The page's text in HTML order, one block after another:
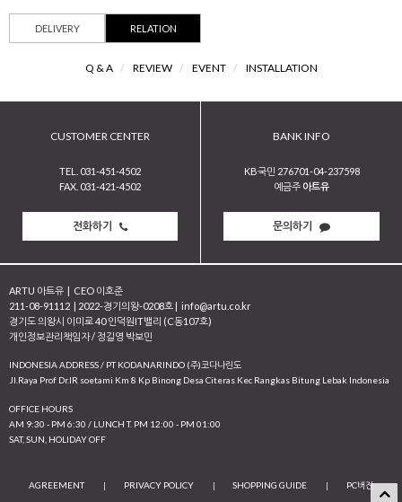
DELIVERY RELATION
Q & A / REVIEW / EVENT / INSTALLATION
CUSTOMER CENTER
TEL. 031-451-4502
FAX. 031-421-4502
전화하기
BANK INFO
KB국민 276701-04-237598
예금주 아트유
문의하기
ARTU 아트유
CEO 이호준
211-08-91112
2022-경기의왕-0208호
info@artu.co.kr
경기도 의왕시 이미로 40 인덕원IT밸리 (C동107호)
개인정보관리책임자 / 정길영 박보민
INDONESIA ADDRESS / PT KODANARINDO (주)코다나린도
JI.Raya Prof Dr.IR soetami Km 8 Kp Binong Desa Citeras Kec Rangkas Bitung Lebak Indonesia
OFFICE HOURS
AM 9:30 - PM 6:30 / LUNCH T. PM 12:00 - PM 01:00
SAT, SUN, HOLIDAY OFF
AGREEMENT | PRIVACY POLICY | SHOPPING GUIDE | PC버전